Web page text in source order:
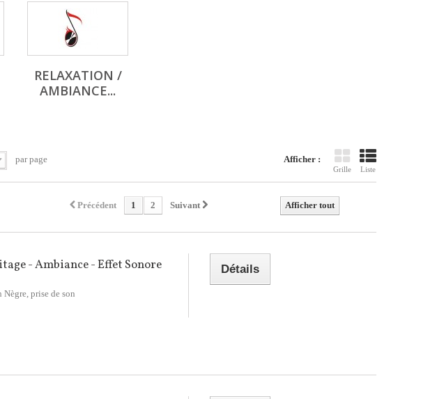
RELAXATION /
AMBIANCE...
Afficher :
Grille Liste
par page
Afficher tout
Précédent 1 2 Suivant
- Ambiance - Effet Sonore
Nègre, prise de son
Détails